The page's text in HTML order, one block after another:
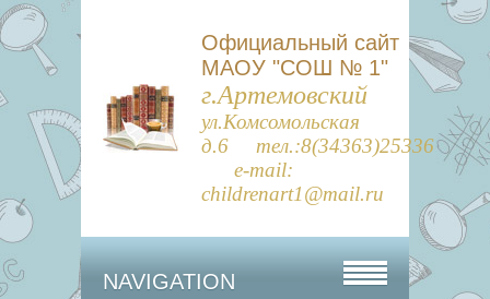
Официальный сайт
МАОУ "СОШ № 1"
г.Артемовский
ул.Комсомольская
д.6 тел.:8(34363)25336
e-mail:
childrenart1@mail.ru
NAVIGATION